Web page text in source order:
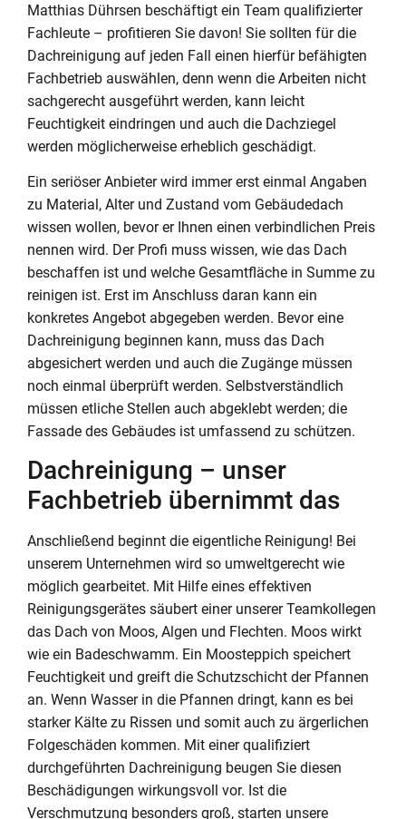
Matthias Dührsen beschäftigt ein Team qualifizierter
Fachleute – profitieren Sie davon! Sie sollten für die
Dachreinigung auf jeden Fall einen hierfür befähigten
Fachbetrieb auswählen, denn wenn die Arbeiten nicht
sachgerecht ausgeführt werden, kann leicht
Feuchtigkeit eindringen und auch die Dachziegel
werden möglicherweise erheblich geschädigt.
Ein seriöser Anbieter wird immer erst einmal Angaben
zu Material, Alter und Zustand vom Gebäudedach
wissen wollen, bevor er Ihnen einen verbindlichen Preis
nennen wird. Der Profi muss wissen, wie das Dach
beschaffen ist und welche Gesamtfläche in Summe zu
reinigen ist. Erst im Anschluss daran kann ein
konkretes Angebot abgegeben werden. Bevor eine
Dachreinigung beginnen kann, muss das Dach
abgesichert werden und auch die Zugänge müssen
noch einmal überprüft werden. Selbstverständlich
müssen etliche Stellen auch abgeklebt werden; die
Fassade des Gebäudes ist umfassend zu schützen.
Dachreinigung – unser
Fachbetrieb übernimmt das
Anschließend beginnt die eigentliche Reinigung! Bei
unserem Unternehmen wird so umweltgerecht wie
möglich gearbeitet. Mit Hilfe eines effektiven
Reinigungsgerätes säubert einer unserer Teamkollegen
das Dach von Moos, Algen und Flechten. Moos wirkt
wie ein Badeschwamm. Ein Moosteppich speichert
Feuchtigkeit und greift die Schutzschicht der Pfannen
an. Wenn Wasser in die Pfannen dringt, kann es bei
starker Kälte zu Rissen und somit auch zu ärgerlichen
Folgeschäden kommen. Mit einer qualifiziert
durchgeführten Dachreinigung beugen Sie diesen
Beschädigungen wirkungsvoll vor. Ist die
Verschmutzung besonders groß, starten unsere